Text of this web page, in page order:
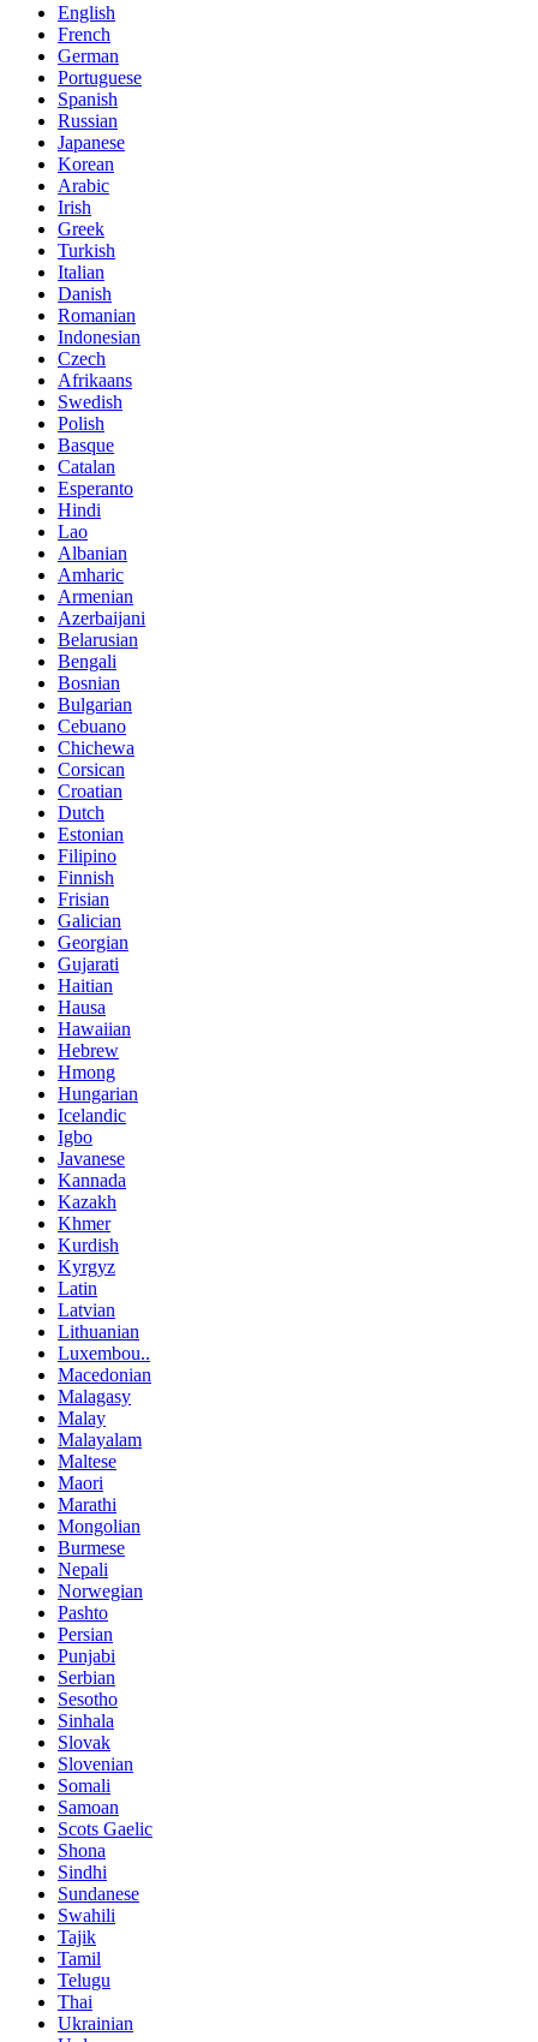
English
French
German
Portuguese
Spanish
Russian
Japanese
Korean
Arabic
Irish
Greek
Turkish
Italian
Danish
Romanian
Indonesian
Czech
Afrikaans
Swedish
Polish
Basque
Catalan
Esperanto
Hindi
Lao
Albanian
Amharic
Armenian
Azerbaijani
Belarusian
Bengali
Bosnian
Bulgarian
Cebuano
Chichewa
Corsican
Croatian
Dutch
Estonian
Filipino
Finnish
Frisian
Galician
Georgian
Gujarati
Haitian
Hausa
Hawaiian
Hebrew
Hmong
Hungarian
Icelandic
Igbo
Javanese
Kannada
Kazakh
Khmer
Kurdish
Kyrgyz
Latin
Latvian
Lithuanian
Luxembou..
Macedonian
Malagasy
Malay
Malayalam
Maltese
Maori
Marathi
Mongolian
Burmese
Nepali
Norwegian
Pashto
Persian
Punjabi
Serbian
Sesotho
Sinhala
Slovak
Slovenian
Somali
Samoan
Scots Gaelic
Shona
Sindhi
Sundanese
Swahili
Tajik
Tamil
Telugu
Thai
Ukrainian